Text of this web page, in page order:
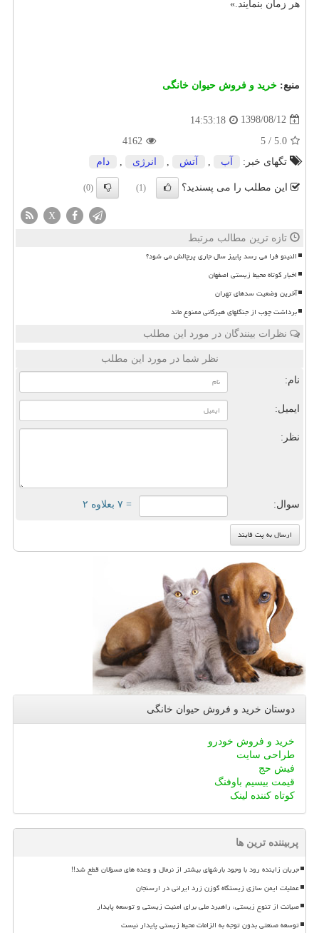
هر زمان بنمایند.»
منبع: خرید و فروش حیوان خانگی
1398/08/12
14:53:18
5.0
/
5
4162
تگهای خبر:
آب آتش انرژی دام
این مطلب را می پسندید؟ (1)
(0)
X
تازه ترین مطالب مرتبط
النینو فرا می رسد پاییز سال جاری پرچالش می شود؟
اخبار کوتاه محیط زیستی اصفهان
آخرین وضعیت سدهای تهران
برداشت چوب از جنگلهای هیرکانی ممنوع ماند
نظرات بینندگان در مورد این مطلب
نظر شما در مورد این مطلب
نام:
ایمیل:
نظر:
سوال: = ۷ بعلاوه ۲
دوستان خرید و فروش حیوان خانگی
خرید و فروش خودرو
طراحی سایت
فیش حج
قیمت بیسیم باوفنگ
کوتاه کننده لینک
پربیننده ترین ها
جریان زاینده رود با وجود بارشهای بیشتر از نرمال و وعده های مسؤلان قطع شد!!
عملیات ایمن سازی زیستگاه گوزن زرد ایرانی در ارسنجان
صیانت از تنوع زیستی، راهبرد ملی برای امنیت زیستی و توسعه پایدار
توسعه صنعتی بدون توجه به الزامات محیط زیستی پایدار نیست